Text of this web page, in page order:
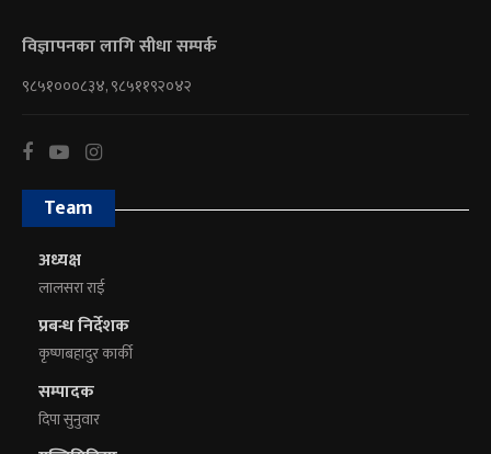
विज्ञापनका लागि सीधा सम्पर्क
९८५१०००८३४, ९८५११९२०४२
Team
अध्यक्ष
लालसरा राई
प्रबन्ध निर्देशक
कृष्णबहादुर कार्की
सम्पादक
दिपा सुनुवार